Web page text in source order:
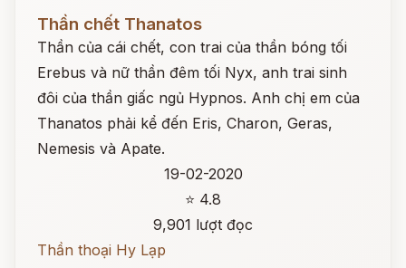
Đọc ngay
Thần chết Thanatos
Thần của cái chết, con trai của thần bóng tối
Erebus và nữ thần đêm tối Nyx, anh trai sinh
đôi của thần giấc ngủ Hypnos. Anh chị em của
Thanatos phải kể đến Eris, Charon, Geras,
Nemesis và Apate.
19-02-2020
⭐ 4.8
9,901 lượt đọc
Thần thoại Hy Lạp